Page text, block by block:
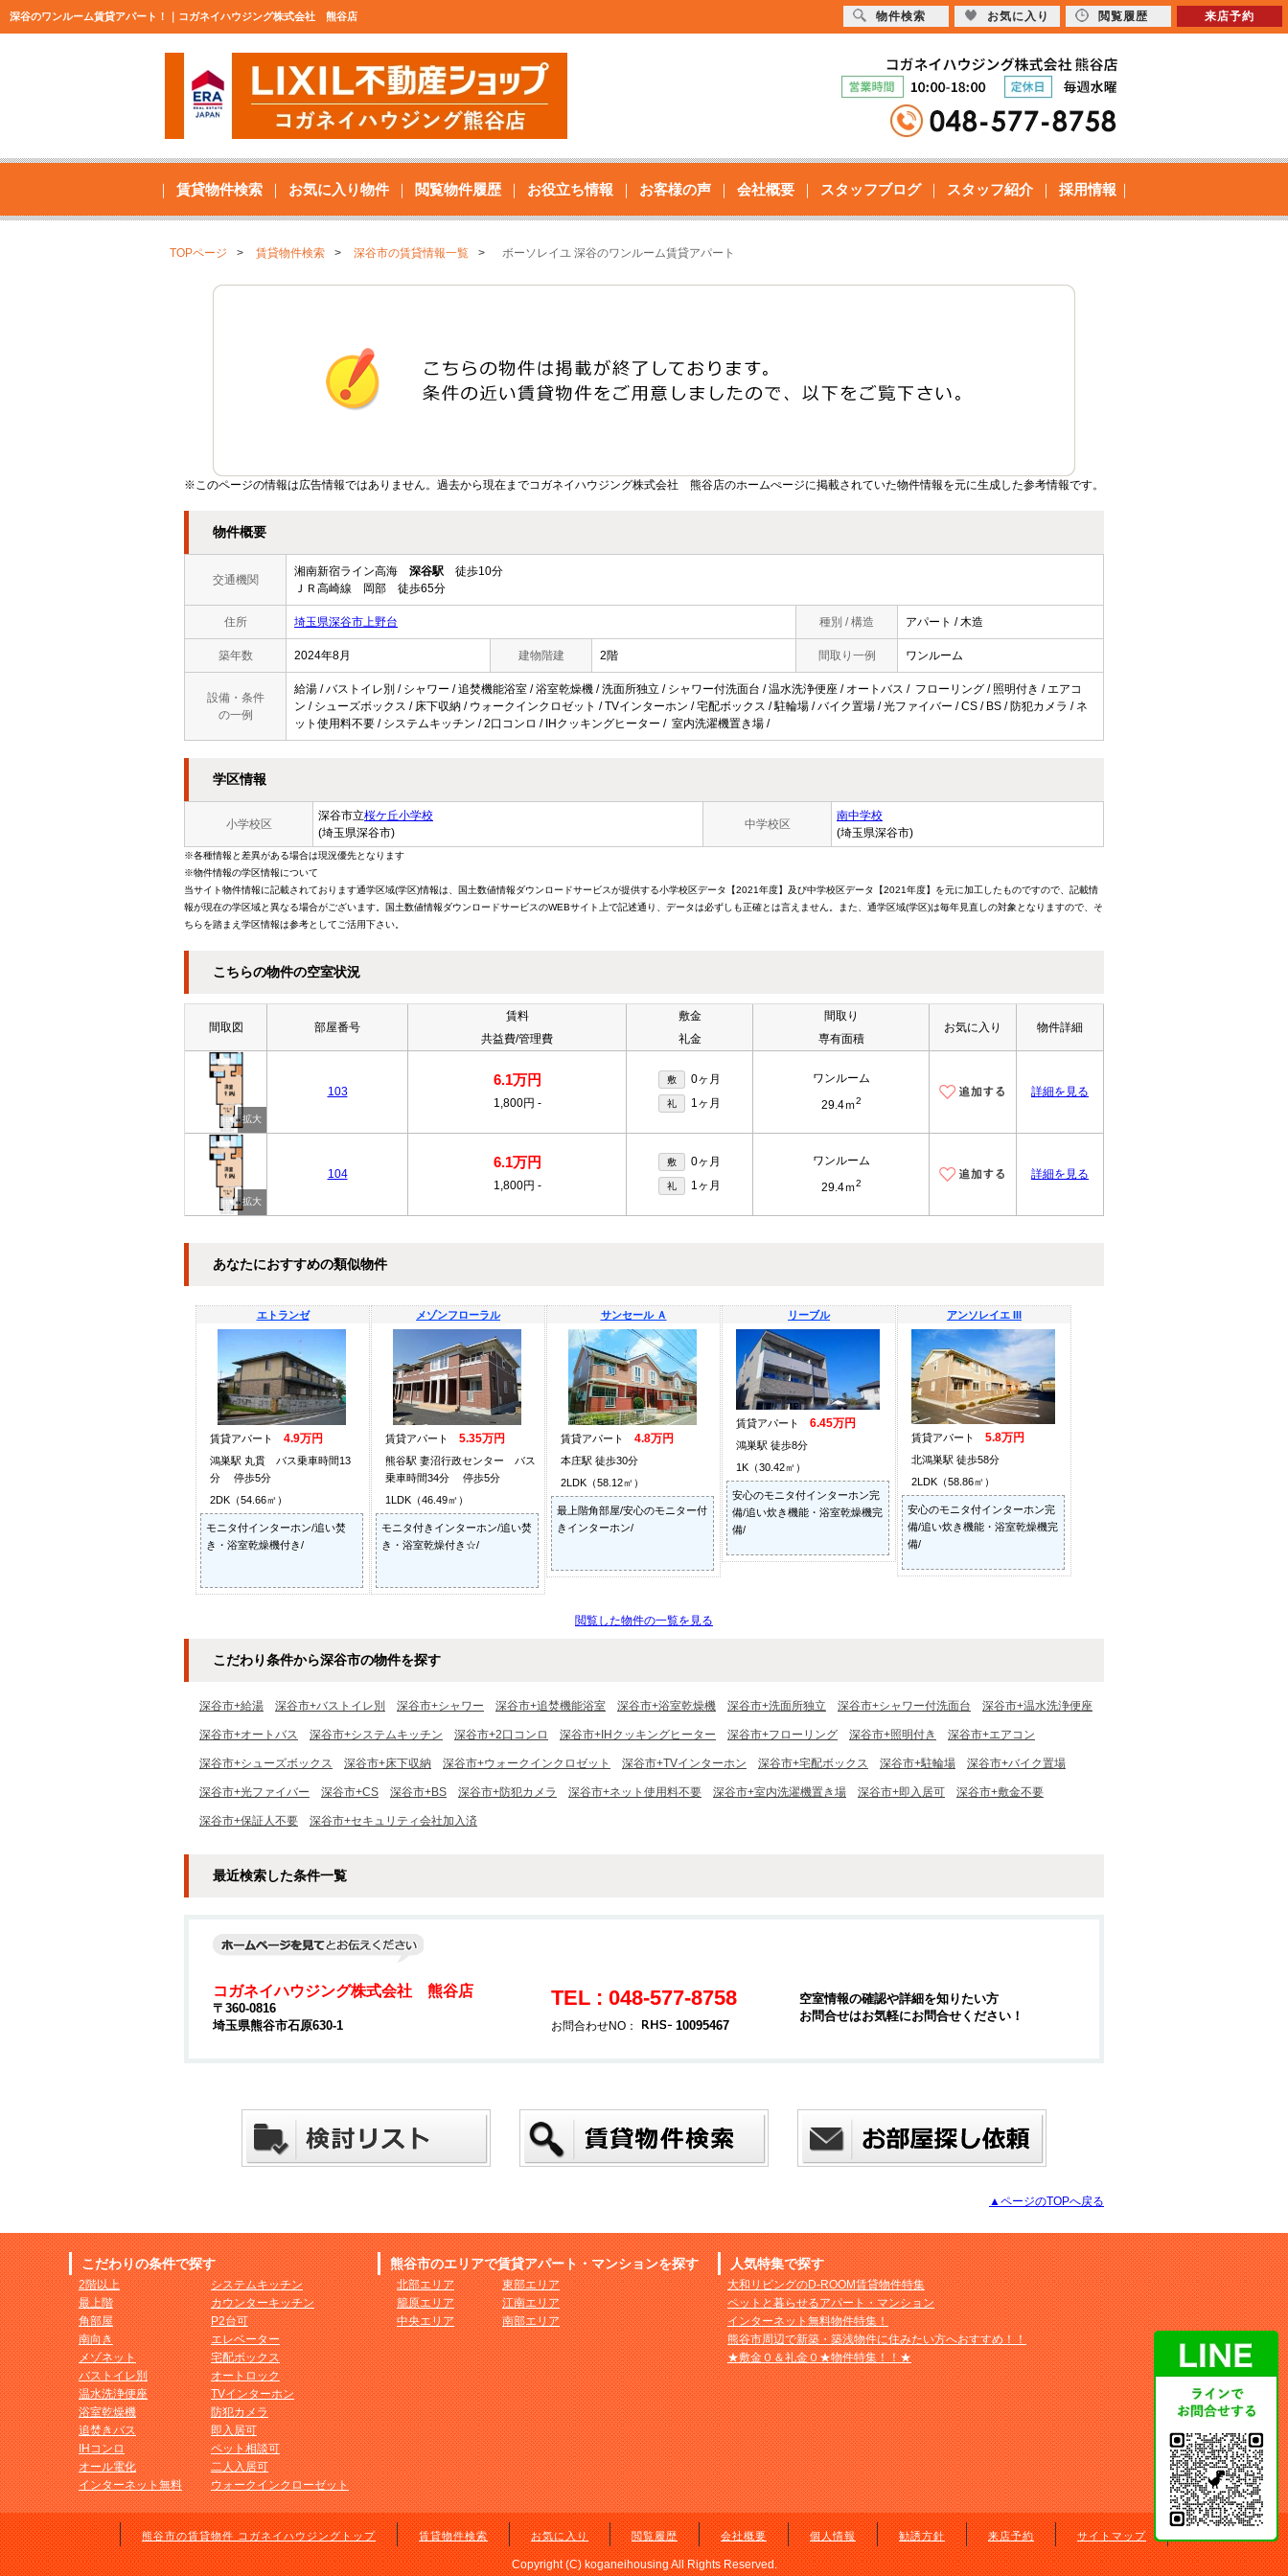
深谷のワンルーム賃貸アパート！｜コガネイハウジング株式会社 熊谷店
賃貸物件検索 お気に入り物件 閲覧物件履歴 お役立ち情報 お客様の声 会社概要 スタッフブログ スタッフ紹介 採用情報
TOPページ 賃貸物件検索 深谷市の賃貸情報一覧 ボーソレイユ 深谷のワンルーム賃貸アパート
※このページの情報は広告情報ではありません。過去から現在までコガネイハウジング株式会社 熊谷店のホームぺージに掲載されていた物件情報を元に生成した参考情報です。
物件概要
交通機関
湘南新宿ライン高海 深谷駅 徒歩10分
ＪＲ高崎線 岡部 徒歩65分
住所 埼玉県深谷市上野台 種別 / 構造 アパート / 木造
築年数 2024年8月 建物階建 2階 間取り一例 ワンルーム
設備・条件
の一例
給湯 / バストイレ別 / シャワー / 追焚機能浴室 / 浴室乾燥機 / 洗面所独立 / シャワー付洗面台 / 温水洗浄便座 / オートバス / フローリング / 照明付き / エアコ
ン / シューズボックス / 床下収納 / ウォークインクロゼット / TVインターホン / 宅配ボックス / 駐輪場 / バイク置場 / 光ファイバー / CS / BS / 防犯カメラ / ネ
ット使用料不要 / システムキッチン / 2口コンロ / IHクッキングヒーター / 室内洗濯機置き場 /
学区情報
小学校区
深谷市立桜ケ丘小学校
(埼玉県深谷市)
中学校区
南中学校
(埼玉県深谷市)
※各種情報と差異がある場合は現況優先となります
※物件情報の学区情報について
当サイト物件情報に記載されております通学区域(学区)情報は、国土数値情報ダウンロードサービスが提供する小学校区データ【2021年度】及び中学校区データ【2021年度】を元に加工したものですので、記載情
報が現在の学区域と異なる場合がございます。国土数値情報ダウンロードサービスのWEBサイト上で記述通り、データは必ずしも正確とは言えません。また、通学区域(学区)は毎年見直しの対象となりますので、そ
ちらを踏まえ学区情報は参考としてご活用下さい。
こちらの物件の空室状況
間取図 部屋番号
賃料
共益費/管理費
敷金
礼金
間取り
専有面積
お気に入り 物件詳細
103
6.1万円
1,800円 -
敷 0ヶ月
礼 1ヶ月
ワンルーム
29.4ｍ2
詳細を見る
104
6.1万円
1,800円 -
敷 0ヶ月
礼 1ヶ月
ワンルーム
29.4ｍ2
詳細を見る
あなたにおすすめの類似物件
エトランゼ
賃貸アパート 4.9万円
鴻巣駅 丸貫 バス乗車時間13
分 停歩5分
2DK（54.66㎡）
モニタ付インターホン/追い焚
き・浴室乾燥機付き/
メゾンフローラル
賃貸アパート 5.35万円
熊谷駅 妻沼行政センター バス
乗車時間34分 停歩5分
1LDK（46.49㎡）
モニタ付きインターホン/追い焚
き・浴室乾燥付き☆/
サンセール Ａ
賃貸アパート 4.8万円
本庄駅 徒歩30分
2LDK（58.12㎡）
最上階角部屋/安心のモニター付
きインターホン/
リーブル
賃貸アパート 6.45万円
鴻巣駅 徒歩8分
1K（30.42㎡）
安心のモニタ付インターホン完
備/追い炊き機能・浴室乾燥機完
備/
アンソレイエ III
賃貸アパート 5.8万円
北鴻巣駅 徒歩58分
2LDK（58.86㎡）
安心のモニタ付インターホン完
備/追い炊き機能・浴室乾燥機完
備/
閲覧した物件の一覧を見る
こだわり条件から深谷市の物件を探す
深谷市+給湯 深谷市+バストイレ別 深谷市+シャワー 深谷市+追焚機能浴室 深谷市+浴室乾燥機 深谷市+洗面所独立 深谷市+シャワー付洗面台 深谷市+温水洗浄便座
深谷市+オートバス 深谷市+システムキッチン 深谷市+2口コンロ 深谷市+IHクッキングヒーター 深谷市+フローリング 深谷市+照明付き 深谷市+エアコン
深谷市+シューズボックス 深谷市+床下収納 深谷市+ウォークインクロゼット 深谷市+TVインターホン 深谷市+宅配ボックス 深谷市+駐輪場 深谷市+バイク置場
深谷市+光ファイバー 深谷市+CS 深谷市+BS 深谷市+防犯カメラ 深谷市+ネット使用料不要 深谷市+室内洗濯機置き場 深谷市+即入居可 深谷市+敷金不要
深谷市+保証人不要 深谷市+セキュリティ会社加入済
最近検索した条件一覧
コガネイハウジング株式会社 熊谷店
〒360-0816
埼玉県熊谷市石原630-1
TEL : 048-577-8758
お問合わせNO： 10095467
空室情報の確認や詳細を知りたい方
お問合せはお気軽にお問合せください！
▲ページのTOPへ戻る
こだわりの条件で探す
2階以上
最上階
角部屋
南向き
メゾネット
バストイレ別
温水洗浄便座
浴室乾燥機
追焚きバス
IHコンロ
オール電化
インターネット無料
システムキッチン
カウンターキッチン
P2台可
エレベーター
宅配ボックス
オートロック
TVインターホン
防犯カメラ
即入居可
ペット相談可
二人入居可
ウォークインクローゼット
熊谷市のエリアで賃貸アパート・マンションを探す
北部エリア
籠原エリア
中央エリア
東部エリア
江南エリア
南部エリア
人気特集で探す
大和リビングのD-ROOM賃貸物件特集
ペットと暮らせるアパート・マンション
インターネット無料物件特集！
熊谷市周辺で新築・築浅物件に住みたい方へおすすめ！！
★敷金０＆礼金０★物件特集！！★
熊谷市の賃貸物件 コガネイハウジングトップ 賃貸物件検索 お気に入り 閲覧履歴 会社概要 個人情報 勧誘方針 来店予約 サイトマップ
Copyright (C) koganeihousing All Rights Reserved.
物件検索 お気に入り 閲覧履歴 来店予約